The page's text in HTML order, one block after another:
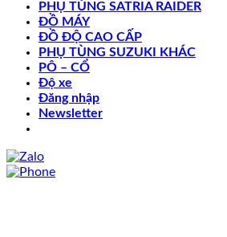
PHỤ TÙNG SATRIA RAIDER
ĐỒ MÁY
ĐỒ ĐỘ CAO CẤP
PHỤ TÙNG SUZUKI KHÁC
PÔ – CỔ
Độ xe
Đăng nhập
Newsletter